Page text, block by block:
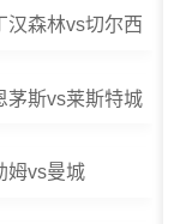
汉森林vs切尔西
茅斯vs莱斯特城
姆vs曼城